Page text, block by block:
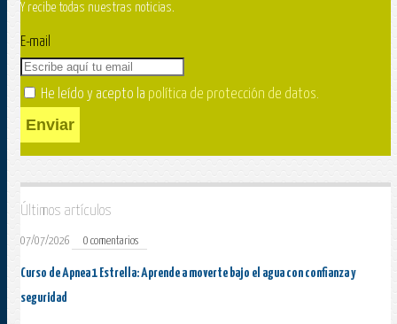
Y recibe todas nuestras noticias.
E-mail
He leído y acepto la política de protección de datos.
Enviar
Últimos artículos
07/07/2026 0 comentarios
Curso de Apnea 1 Estrella: Aprende a moverte bajo el agua con confianza y
seguridad